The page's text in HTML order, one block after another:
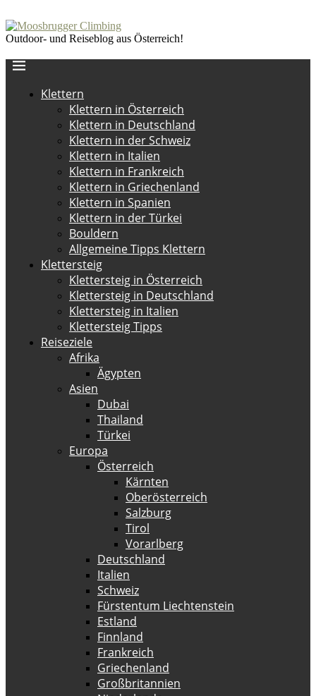
Outdoor- und Reiseblog aus Österreich!
Klettern
Klettern in Österreich
Klettern in Deutschland
Klettern in der Schweiz
Klettern in Italien
Klettern in Frankreich
Klettern in Griechenland
Klettern in Spanien
Klettern in der Türkei
Bouldern
Allgemeine Tipps Klettern
Klettersteig
Klettersteig in Österreich
Klettersteig in Deutschland
Klettersteig in Italien
Klettersteig Tipps
Reiseziele
Afrika
Ägypten
Asien
Dubai
Thailand
Türkei
Europa
Österreich
Kärnten
Oberösterreich
Salzburg
Tirol
Vorarlberg
Deutschland
Italien
Schweiz
Fürstentum Liechtenstein
Estland
Finnland
Frankreich
Griechenland
Großbritannien